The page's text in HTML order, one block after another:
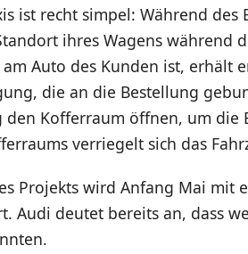
ist recht simpel: Während des
ihres Wagens während
Auto des Kunden ist, erhält
die an die Bestellung
den Kofferraum öffnen, um die
verriegelt sich das
Projekts wird Anfang Mai mit
Audi deutet bereits an, dass